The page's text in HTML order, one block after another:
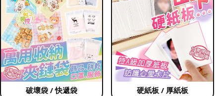
破壞袋 / 快遞袋 硬紙板 / 厚紙板